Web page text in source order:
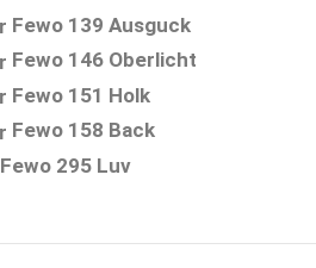
Fewo 139 Ausguck
Fewo 146 Oberlicht
Fewo 151 Holk
Fewo 158 Back
Fewo 295 Luv